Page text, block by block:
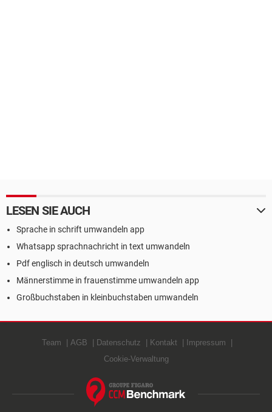
LESEN SIE AUCH
Sprache in schrift umwandeln app
Whatsapp sprachnachricht in text umwandeln
Pdf englisch in deutsch umwandeln
Männerstimme in frauenstimme umwandeln app
Großbuchstaben in kleinbuchstaben umwandeln
Team AGB Datenschutz Kontakt
Impressum
Cookie-Verwaltung